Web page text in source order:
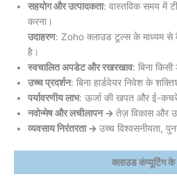
सहयोग और उत्पादकता: वास्तविक समय में
करना।
उदाहरण: Zoho क्लाउड टूल्स के माध्यम से
है।
स्वचालित अपडेट और रखरखाव: बिना
उच्च प्रदर्शन: बिना हार्डवेयर निवेश के
पर्यावरणीय लाभ: ऊर्जा की खपत और ई-
नवोन्मेष और लचीलापन → तेज़ विकास और
व्यवसाय निरंतरता → उच्च विश्वसनीयता,
क्लाउड कंप्यूटिंग के